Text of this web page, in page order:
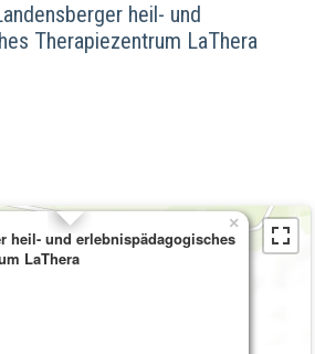
heil- und
Therapiezentrum LaThera
heil- und erlebnispädagogisches
LaThera
×